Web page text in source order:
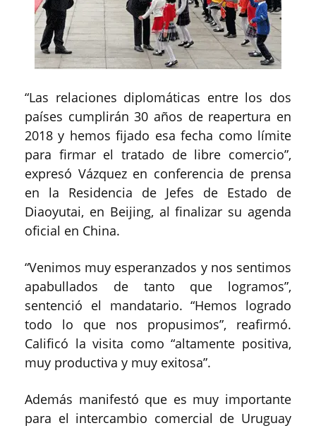
“Las relaciones diplomáticas entre los dos
países cumplirán 30 años de reapertura en
2018 y hemos fijado esa fecha como límite
para firmar el tratado de libre comercio”,
expresó Vázquez en conferencia de prensa
en la Residencia de Jefes de Estado de
Diaoyutai, en Beijing, al finalizar su agenda
oficial en China.
“Venimos muy esperanzados y nos sentimos
apabullados de tanto que logramos”,
sentenció el mandatario. “Hemos logrado
todo lo que nos propusimos”, reafirmó.
Calificó la visita como “altamente positiva,
muy productiva y muy exitosa”.
Además manifestó que es muy importante
para el intercambio comercial de Uruguay